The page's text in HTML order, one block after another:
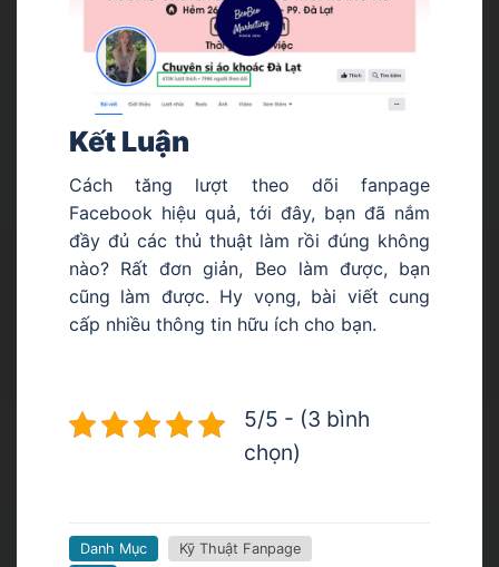
Kết Luận
Cách tăng lượt theo dõi fanpage
Facebook hiệu quả, tới đây, bạn đã nắm
đầy đủ các thủ thuật làm rồi đúng không
nào? Rất đơn giản, Beo làm được, bạn
cũng làm được. Hy vọng, bài viết cung
cấp nhiều thông tin hữu ích cho bạn.
5/5 - (3 bình
chọn)
Danh Mục
Kỹ Thuật Fanpage